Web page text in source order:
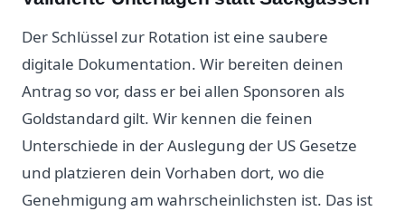
Der Schlüssel zur Rotation ist eine saubere
digitale Dokumentation. Wir bereiten deinen
Antrag so vor, dass er bei allen Sponsoren als
Goldstandard gilt. Wir kennen die feinen
Unterschiede in der Auslegung der US Gesetze
und platzieren dein Vorhaben dort, wo die
Genehmigung am wahrscheinlichsten ist. Das ist